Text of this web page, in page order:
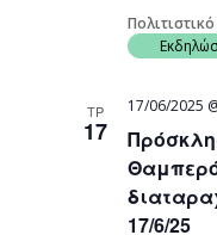
ΤΡ
17
17/6/25
17/06/2025